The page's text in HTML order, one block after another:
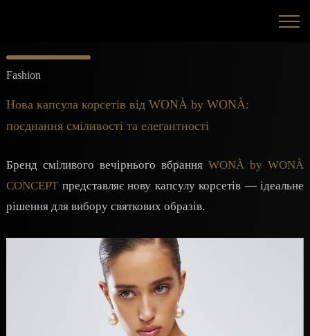
Fashion
Нова капсула корсетів від WONÀ by WONÀ:
поєднання сміливості та елегантності
Бренд сміливого вечірнього вбрання WONÀ by WONÀ
CONCEPT представляє нову капсулу корсетів — ідеальне
рішення для вибору святкових образів.